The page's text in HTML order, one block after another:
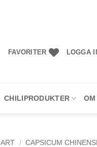
FAVORITER LOGGA
CHILIPRODUKTER OM
ART / CAPSICUM